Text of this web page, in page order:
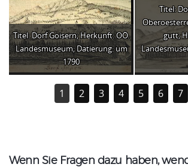
Titel: Dorf Goisern; Herkunft: OÖ.
Landesmuseum; Datierung: um
1790
Titel:
gutt;
1 2 3 4 5 6 7
Wenn Sie Fragen dazu haben,